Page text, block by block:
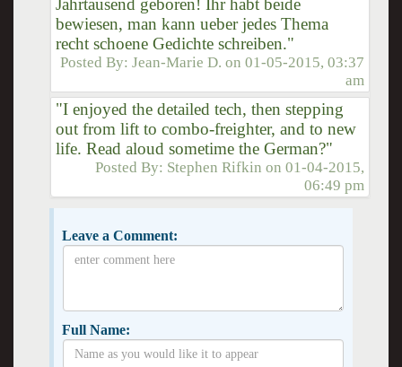
Jahrtausend geboren! Ihr habt beide
bewiesen, man kann ueber jedes Thema
recht schoene Gedichte schreiben."
Posted By:Jean-Marie D. on01-05-2015, 03:37
am
"I enjoyed the detailed tech, then stepping
out from lift to combo-freighter, and to new
life. Read aloud sometime the German?"
Posted By: Stephen Rifkin on01-04-2015,
06:49 pm
Leave a Comment:
Full Name: